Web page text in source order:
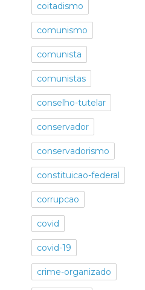
coitadismo
comunismo
comunista
comunistas
conselho-tutelar
conservador
conservadorismo
constituicao-federal
corrupcao
covid
covid-19
crime-organizado